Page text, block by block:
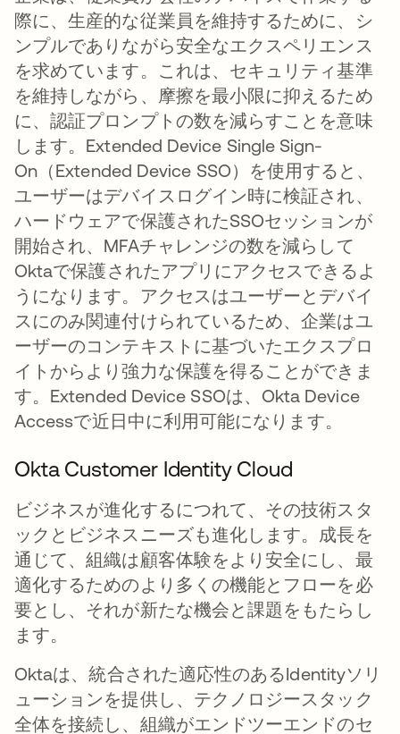
際に、生産的な従業員を維持するために、シ
ンプルでありながら安全なエクスペリエンス
を求めています。これは、セキュリティ基準
を維持しながら、摩擦を最小限に抑えるため
に、認証プロンプトの数を減らすことを意味
します。Extended Device Single Sign-
On（Extended Device SSO）を使用すると、
ユーザーはデバイスログイン時に検証され、
ハードウェアで保護されたSSOセッションが
開始され、MFAチャレンジの数を減らして
Oktaで保護されたアプリにアクセスできるよ
うになります。アクセスはユーザーとデバイ
スにのみ関連付けられているため、企業はユ
ーザーのコンテキストに基づいたエクスプロ
イトからより強力な保護を得ることができま
す。Extended Device SSOは、Okta Device
Accessで近日中に利用可能になります。
Okta Customer Identity Cloud
ビジネスが進化するにつれて、その技術スタ
ックとビジネスニーズも進化します。成長を
通じて、組織は顧客体験をより安全にし、最
適化するためのより多くの機能とフローを必
要とし、それが新たな機会と課題をもたらし
ます。
Oktaは、統合された適応性のあるIdentityソリ
ューションを提供し、テクノロジースタック
全体を接続し、組織がエンドツーエンドのセ